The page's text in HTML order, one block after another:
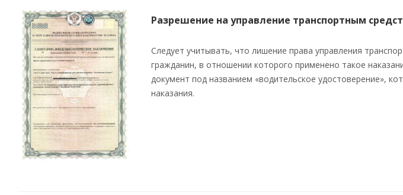
Разрешение на управление транспортным
Следует учитывать, что лишение права управления
гражданин, в отношении которого применено такое
документ под названием «водительское удостоверение»,
наказания.